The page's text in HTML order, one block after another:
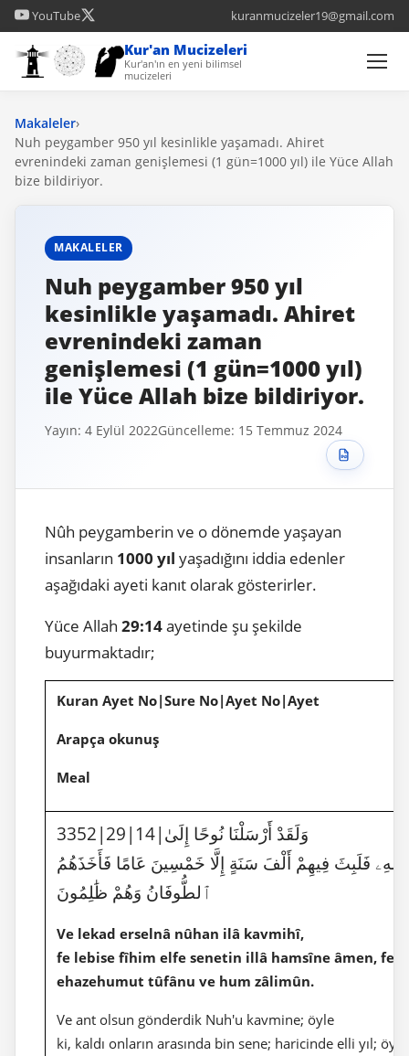
YouTube kuranmucizeler19@gmail.com
Kur'an Mucizeleri
Kur'an'ın en yeni bilimsel
mucizeleri
Makaleler›
Nuh peygamber 950 yıl kesinlikle yaşamadı. Ahiret
evrenindeki zaman genişlemesi (1 gün=1000 yıl) ile Yüce Allah
bize bildiriyor.
MAKALELER
Nuh peygamber 950 yıl
kesinlikle yaşamadı. Ahiret
evrenindeki zaman
genişlemesi (1 gün=1000 yıl)
ile Yüce Allah bize bildiriyor.
Yayın: 4 Eylül 2022Güncelleme: 15 Temmuz 2024
Nûh peygamberin ve o dönemde yaşayan
insanların 1000 yıl yaşadığını iddia edenler
aşağıdaki ayeti kanıt olarak gösterirler.
Yüce Allah 29:14ayetinde şu şekilde
buyurmaktadır;
Kuran Ayet No|Sure No|Ayet No|Ayet
Arapça okunuş
Meal
3352|29|14|وَلَقَدْ أَرْسَلْنَا نُوحًا إِلَىٰ
فَلَبِثَ فِيهِمْ أَلْفَ سَنَةٍ إِلَّا خَمْسِينَ عَامًا فَأَخَذَهُمُ
ٱلطُّوفَانُ وَهُمْ ظَٰلِمُونَ
Ve lekad erselnâ nûhan ilâ kavmihî,
fe lebise fîhim elfe senetin illâ hamsîne âmen, fe
ehazehumut tûfânu ve hum zâlimûn.
Ve ant olsun gönderdik Nuh'u kavmine; öyle
ki, kaldı onların arasında bin sene; haricinde elli yıl; öyle